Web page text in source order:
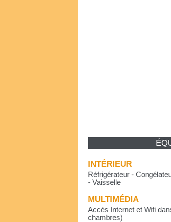
INTÉRIEUR
Réfrigérateur -
- Vaisselle
MULTIMÉDIA
Accès Internet et Wifi
chambres)